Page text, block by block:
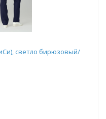
светло бирюзовый/